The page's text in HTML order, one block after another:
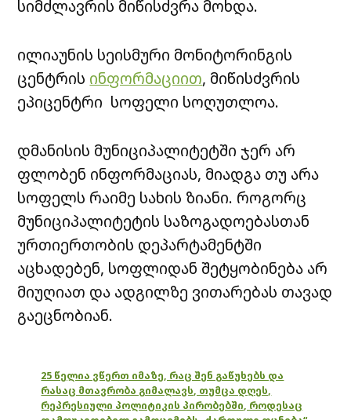
სიმძლავრის მიწისძვრა მოხდა.
ილიაუნის სეისმური მონიტორინგის
ცენტრის ინფორმაციით, მიწისძვრის
ეპიცენტრი სოფელი სოღუთლოა.
დმანისის მუნიციპალიტეტში ჯერ არ
ფლობენ ინფორმაციას, მიადგა თუ არა
სოფელს რაიმე სახის ზიანი. როგორც
მუნიციპალიტეტის საზოგადოებასთან
ურთიერთობის დეპარტამენტში
აცხადებენ, სოფლიდან შეტყობინება არ
მიუღიათ და ადგილზე ვითარებას თავად
გაეცნობიან.
25 წელია ვწერთ იმაზე, რაც შენ გაწუხებს და
რასაც მთავრობა გიმალავს, თუმცა დღეს,
რეპრესიული პოლიტიკის პირობებში, როდესაც